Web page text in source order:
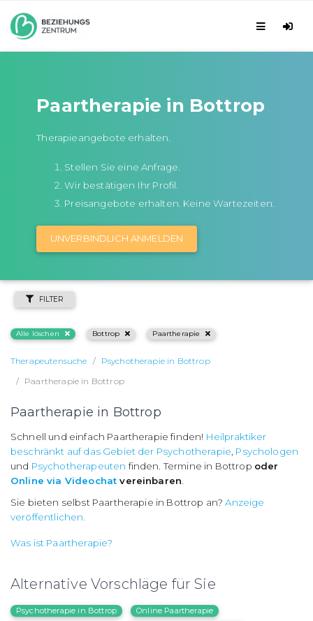
Paartherapie in Bottrop
Therapieangebote erhalten.
Stellen Sie eine Anfrage.
Wir bestätigen Ihr Profil.
Preisangebote erhalten. Keine Wartezeiten.
UNVERBINDLICH ANMELDEN
FILTER
Alle löschen Bottrop Paartherapie
Therapeutensuche
Psychotherapie in Bottrop
Paartherapie in Bottrop
Paartherapie in Bottrop
Schnell und einfach Paartherapie finden! Heilpraktiker
beschränkt auf das Gebiet der Psychotherapie Psychologen
und Psychotherapeuten finden. Termine in Bottrop oder
Online via Videochat vereinbaren
Sie bieten selbst Paartherapie in Bottrop an?Anzeige
veröffentlichen.
Was ist Paartherapie?
Alternative Vorschläge für Sie
Psychotherapie in Bottrop
Online Paartherapie